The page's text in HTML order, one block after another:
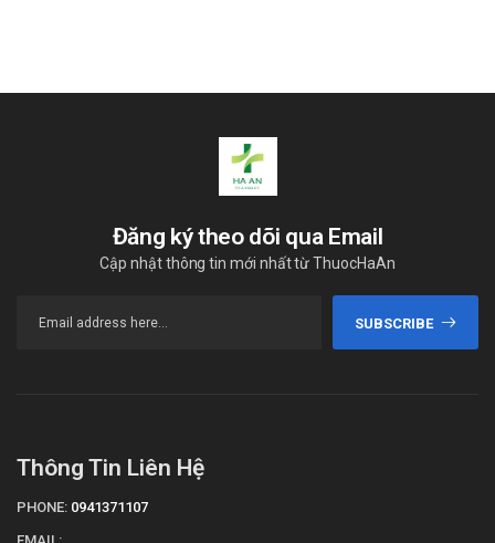
Đăng ký theo dõi qua Email
Cập nhật thông tin mới nhất từ ThuocHaAn
SUBSCRIBE
Thông Tin Liên Hệ
PHONE: 0941371107